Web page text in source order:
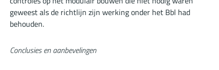
geweest als de richtlijn zijn werking onder het Bbl had
behouden.
Conclusies en aanbevelingen